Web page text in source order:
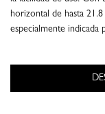
horizontal de hasta
especialmente indicada